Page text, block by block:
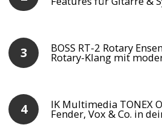
BOSS RT-2 Rotary
Rotary-Klang mit
IK Multimedia TONEX
Fender, Vox & Co. in